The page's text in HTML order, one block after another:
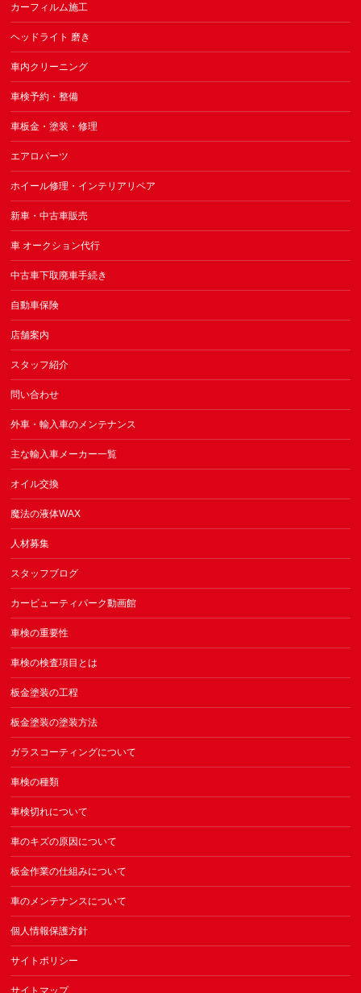
カーフィルム施工
ヘッドライト 磨き
車内クリーニング
車検予約・整備
車板金・塗装・修理
エアロパーツ
ホイール修理・インテリアリペア
新車・中古車販売
車 オークション代行
中古車下取廃車手続き
自動車保険
店舗案内
スタッフ紹介
問い合わせ
外車・輸入車のメンテナンス
主な輸入車メーカー一覧
オイル交換
魔法の液体WAX
人材募集
スタッフブログ
カービューティパーク動画館
車検の重要性
車検の検査項目とは
板金塗装の工程
板金塗装の塗装方法
ガラスコーティングについて
車検の種類
車検切れについて
車のキズの原因について
板金作業の仕組みについて
車のメンテナンスについて
個人情報保護方針
サイトポリシー
サイトマップ